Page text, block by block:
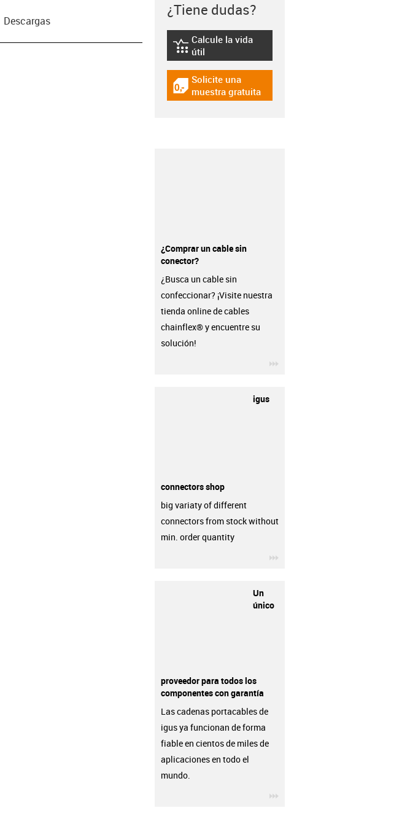
Descargas
¿Tiene dudas?
igus-icon-lebensdauerrechner
Calcule la vida
útil
igus-icon-gratismuster
Solicite una
muestra gratuita
¿Comprar un cable sin
conector?
¿Busca un cable sin
confeccionar? ¡Visite nuestra
tienda online de cables
chainflex® y encuentre su
solución!
igus
connectors shop
big variaty of different
connectors from stock without
min. order quantity
Un
único
proveedor para todos los
componentes con garantía
Las cadenas portacables de
igus ya funcionan de forma
fiable en cientos de miles de
aplicaciones en todo el
mundo.